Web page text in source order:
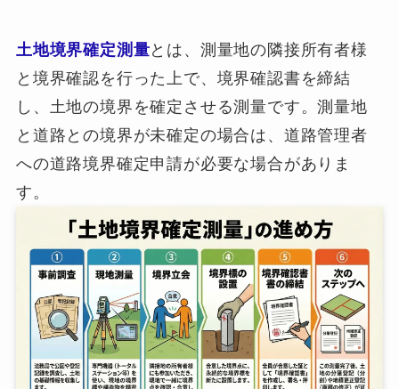
土地境界確定測量とは、測量地の隣接所有者様
と境界確認を行った上で、境界確認書を締結
し、土地の境界を確定させる測量です。測量地
と道路との境界が未確定の場合は、道路管理者
への道路境界確定申請が必要な場合がありま
す。